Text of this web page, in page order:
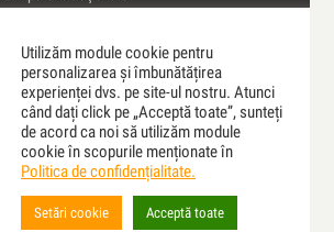
Utilizăm module cookie pentru
personalizarea și îmbunătățirea
experienței dvs. pe site-ul nostru. Atunci
când dați click pe „Acceptă toate”, sunteți
de acord ca noi să utilizăm module
cookie în scopurile menționate în
Politica de confidențialitate.
Setări cookie Acceptă toate